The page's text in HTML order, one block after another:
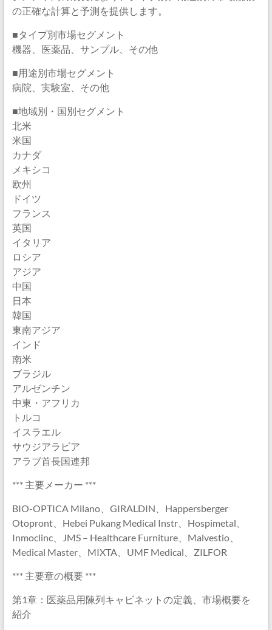
の正確な計算と予測を提供します。
■タイプ別市場セグメント
機器、医薬品、サンプル、その他
■用途別市場セグメント
病院、実験室、その他
■地域別・国別セグメント
北米
米国
カナダ
メキシコ
欧州
ドイツ
フランス
英国
イタリア
ロシア
アジア
中国
日本
韓国
東南アジア
インド
南米
ブラジル
アルゼンチン
中東・アフリカ
トルコ
イスラエル
サウジアラビア
アラブ首長国連邦
*** 主要メーカー ***
BIO-OPTICA Milano、GIRALDIN、Happersberger
Otopront、Hebei Pukang Medical Instr、Hospimetal、
Inmoclinc、JMS – Healthcare Furniture、Malvestio、
Medical Master、MIXTA、UMF Medical、ZILFOR
*** 主要章の概要 ***
第1章：医薬品用陳列キャビネットの定義、市場概要を
紹介